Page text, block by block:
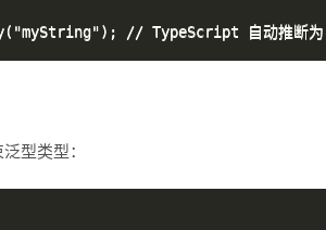
型类型：